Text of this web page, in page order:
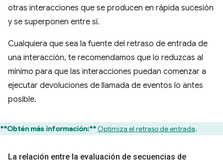
otras interacciones que se producen en rápida sucesión
y se superponen entre sí.
Cualquiera que sea la fuente del retraso de entrada de
una interacción, te recomendamos que lo reduzcas al
mínimo para que las interacciones puedan comenzar a
ejecutar devoluciones de llamada de eventos lo antes
posible.
**Obtén más información:**Optimiza el retraso de entrada.
La relación entre la evaluación de secuencias de